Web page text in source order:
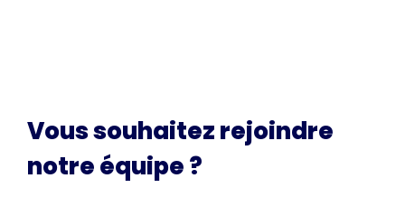
Vous souhaitez rejoindre
notre équipe ?